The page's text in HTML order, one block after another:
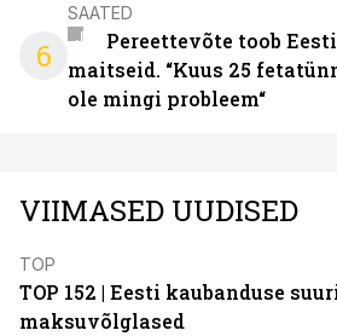
6
SAATED
Pereettevõte toob
maitseid. “Kuus 25
ole mingi probleem“
VIIMASED UUDISED
TOP
TOP 152 | Eesti kaubanduse
maksuvõlglased